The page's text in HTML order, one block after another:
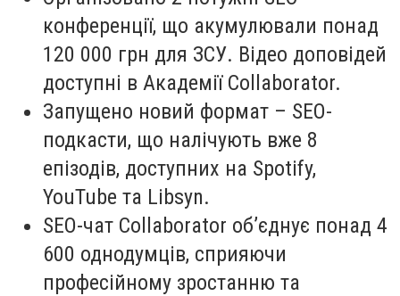
конференції, що акумулювали понад
120 000 грн для ЗСУ. Відео доповідей
доступні в Академії Collaborator.
Запущено новий формат – SEO-
подкасти, що налічують вже 8
епізодів, доступних на Spotify,
YouTube та Libsyn.
SEO-чат Collaborator об’єднує понад 4
600 однодумців, сприяючи
професійному зростанню та